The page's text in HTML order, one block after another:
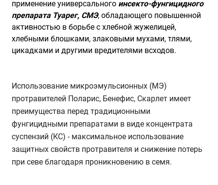
применение универсального инсекто-фунгицидного
препарата Туарег, СМЭ, обладающего повышенной
активностью в борьбе с хлебной жужелицей,
хлебными блошками, злаковыми мухами, тлями,
цикадками и другими вредителями всходов.
Использование микроэмульсионных (МЭ)
протравителей Поларис, Бенефис, Скарлет имеет
преимущества перед традиционными
фунгицидными препаратами в виде концентрата
суспензий (КС) - максимальное использование
защитных свойств протравителя и снижение потерь
при севе благодаря проникновению в семя.